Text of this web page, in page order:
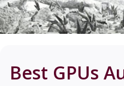
Best GPUs